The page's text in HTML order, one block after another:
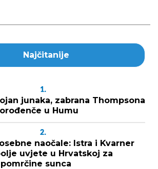
Najčitanije
1.
junaka, zabrana Thompsona
u Humu
2.
naočale: Istra i Kvarner
uvjete u Hrvatskoj za
sunca